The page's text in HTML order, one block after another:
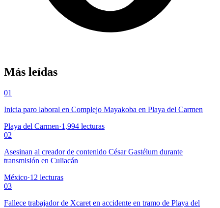
Más leídas
01
Inicia paro laboral en Complejo Mayakoba en Playa del Carmen
Playa del Carmen·1,994 lecturas
02
Asesinan al creador de contenido César Gastélum durante
transmisión en Culiacán
México·12 lecturas
03
Fallece trabajador de Xcaret en accidente en tramo de Playa del